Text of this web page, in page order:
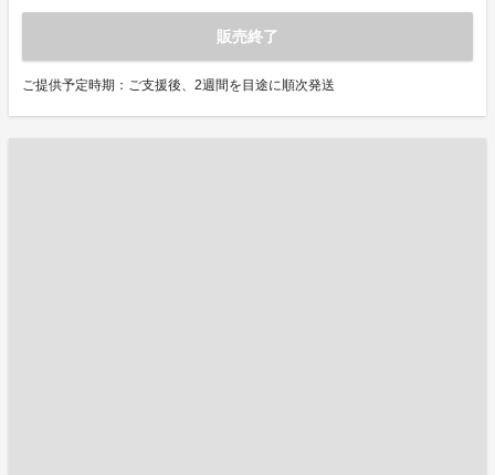
販売終了
ご提供予定時期：ご支援後、2週間を目途に順次発送